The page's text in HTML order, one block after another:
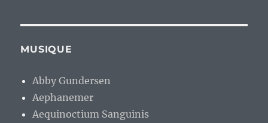
MUSIQUE
Abby Gundersen
Aephanemer
Aequinoctium Sanguinis